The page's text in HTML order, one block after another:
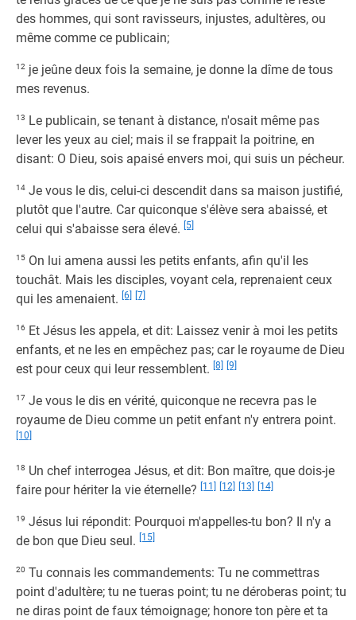
des hommes, qui sont ravisseurs, injustes, adultères, ou
même comme ce publicain;
12 je jeûne deux fois la semaine, je donne la dîme de tous
mes revenus.
13 Le publicain, se tenant à distance, n'osait même pas
lever les yeux au ciel; mais il se frappait la poitrine, en
disant: O Dieu, sois apaisé envers moi, qui suis un pécheur.
14 Je vous le dis, celui-ci descendit dans sa maison justifié,
plutôt que l'autre. Car quiconque s'élève sera abaissé, et
celui qui s'abaisse sera élevé.
[5]
15 On lui amena aussi les petits enfants, afin qu'il les
touchât. Mais les disciples, voyant cela, reprenaient ceux
qui les amenaient. [6] [7]
16 Et Jésus les appela, et dit: Laissez venir à moi les petits
enfants, et ne les en empêchez pas; car le royaume de Dieu
est pour ceux qui leur ressemblent. [8] [9]
17 Je vous le dis en vérité, quiconque ne recevra pas le
royaume de Dieu comme un petit enfant n'y entrera point.
[10]
18 Un chef interrogea Jésus, et dit: Bon maître, que dois-je
faire pour hériter la vie éternelle?
[11] [12] [13] [14]
19 Jésus lui répondit: Pourquoi m'appelles-tu bon? Il n'y a
de bon que Dieu seul.
[15]
20 Tu connais les commandements: Tu ne commettras
point d'adultère; tu ne tueras point; tu ne déroberas point; tu
ne diras point de faux témoignage; honore ton père et ta